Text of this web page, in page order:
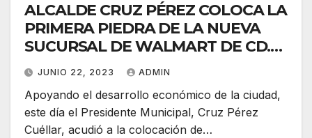
ALCALDE CRUZ PÉREZ COLOCA LA
PRIMERA PIEDRA DE LA NUEVA
SUCURSAL DE WALMART DE CD.
JUÁREZ
JUNIO 22, 2023 ADMIN
Apoyando el desarrollo económico de la ciudad,
este día el Presidente Municipal, Cruz Pérez
Cuéllar, acudió a la colocación de…